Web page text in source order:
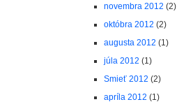
novembra 2012 (2)
októbra 2012 (2)
augusta 2012 (1)
júla 2012 (1)
Smieť 2012 (2)
apríla 2012 (1)